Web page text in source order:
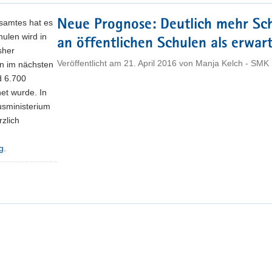
Neue Prognose: Deutlich mehr
an öffentlichen Schulen als
Veröffentlicht am 21. April 2016 von Manja Kelch - SMK
hat es
wird in
im nächsten
6.700
wurde. In